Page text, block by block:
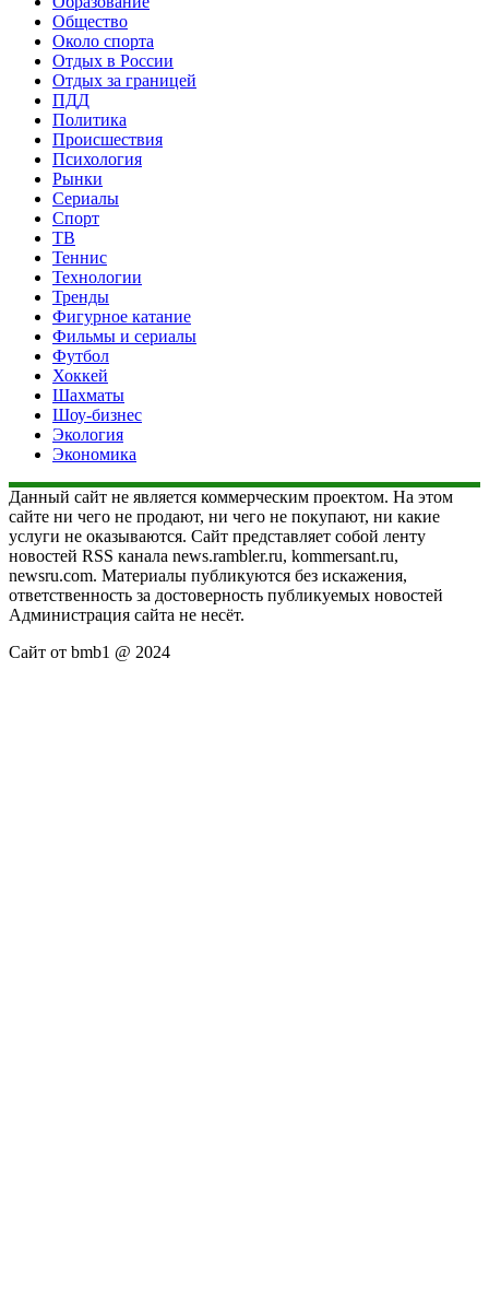
Общество
Около спорта
Отдых в России
Отдых за границей
ПДД
Политика
Происшествия
Психология
Рынки
Сериалы
Спорт
ТВ
Теннис
Технологии
Тренды
Фигурное катание
Фильмы и сериалы
Футбол
Хоккей
Шахматы
Шоу-бизнес
Экология
Экономика
Данный сайт не является коммерческим проектом. На этом
сайте ни чего не продают, ни чего не покупают, ни какие
услуги не оказываются. Сайт представляет собой ленту
новостей RSS канала news.rambler.ru, kommersant.ru,
newsru.com. Материалы публикуются без искажения,
ответственность за достоверность публикуемых новостей
Администрация сайта не несёт.
Сайт от bmb1 @ 2024